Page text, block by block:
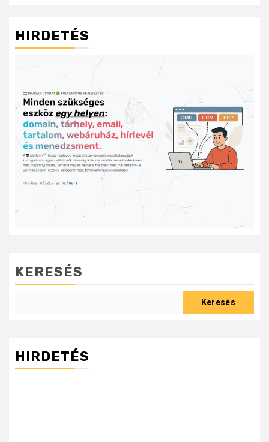
HIRDETÉS
KERESÉS
Keresés
HIRDETÉS